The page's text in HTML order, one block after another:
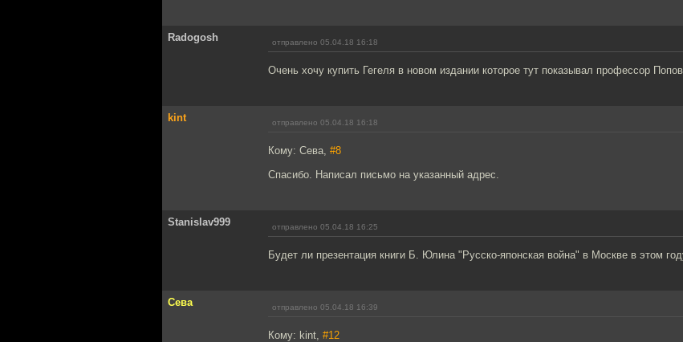
Radogosh отправлено 05.04.18 16:18
Очень хочу купить Гегеля в новом издании которое тут показывал профессор
kint отправлено 05.04.18 16:18
Кому: Сева, #8
Спасибо. Написал письмо на указанный адрес.
Stanislav999 отправлено 05.04.18 16:25
Будет ли презентация книги Б. Юлина "Русско-японская война" в Москве в этом
Сева отправлено 05.04.18 16:39
Кому: kint, #12